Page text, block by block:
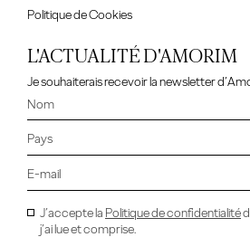
Politique de Cookies
L'ACTUALITÉ D'AMORIM
Je souhaiterais recevoir la newsletter
J’accepte la Politique de confidentialité
j’ai lue et comprise.